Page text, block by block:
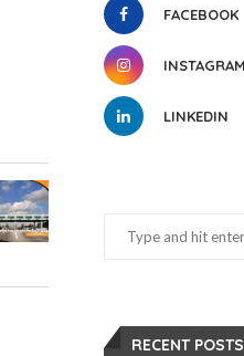
FACEBOOK
INSTAGRAM
LINKEDIN
RECENT POSTS